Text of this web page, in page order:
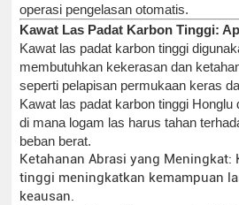
operasi pengelasan otomatis.
Kawat Las Padat Karbon Tinggi:
Kawat las padat karbon tinggi
membutuhkan kekerasan dan
seperti pelapisan permukaan keras
Kawat las padat karbon tinggi
di mana logam las harus tahan
beban berat.
Ketahanan Abrasi yang Meningkat:
tinggi meningkatkan kemampuan
keausan.